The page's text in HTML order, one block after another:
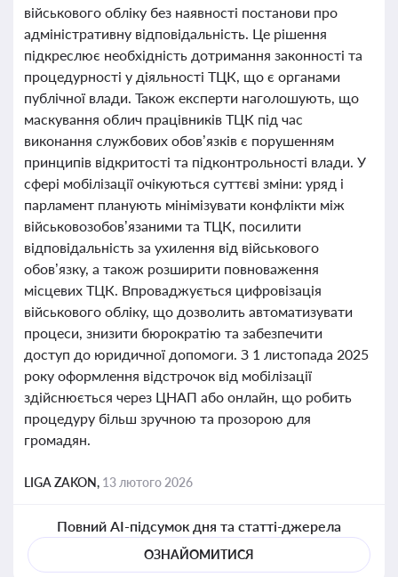
військового обліку без наявності постанови про
адміністративну відповідальність. Це рішення
підкреслює необхідність дотримання законності та
процедурності у діяльності ТЦК, що є органами
публічної влади. Також експерти наголошують, що
маскування облич працівників ТЦК під час
виконання службових обов’язків є порушенням
принципів відкритості та підконтрольності влади. У
сфері мобілізації очікуються суттєві зміни: уряд і
парламент планують мінімізувати конфлікти між
військовозобов’язаними та ТЦК, посилити
відповідальність за ухилення від військового
обов’язку, а також розширити повноваження
місцевих ТЦК. Впроваджується цифровізація
військового обліку, що дозволить автоматизувати
процеси, знизити бюрократію та забезпечити
доступ до юридичної допомоги. З 1 листопада 2025
року оформлення відстрочок від мобілізації
здійснюється через ЦНАП або онлайн, що робить
процедуру більш зручною та прозорою для
громадян.
LIGA ZAKON, 13 лютого 2026
Повний AI-підсумок дня та статті-джерела
ОЗНАЙОМИТИСЯ